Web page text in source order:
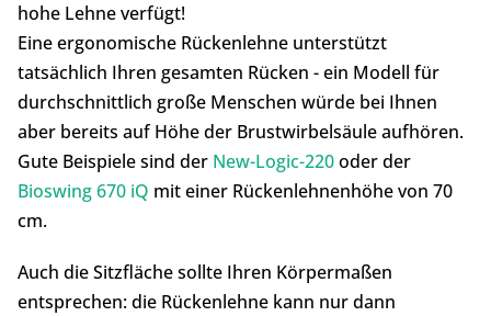
hohe Lehne verfügt!
Eine ergonomische Rückenlehne unterstützt
tatsächlich Ihren gesamten Rücken - ein Modell für
durchschnittlich große Menschen würde bei Ihnen
aber bereits auf Höhe der Brustwirbelsäule aufhören.
Gute Beispiele sind der New-Logic-220oder der
Bioswing 670 iQ mit einer Rückenlehnenhöhe von 70
cm.
Auch die Sitzfläche sollte Ihren Körpermaßen
entsprechen: die Rückenlehne kann nur dann